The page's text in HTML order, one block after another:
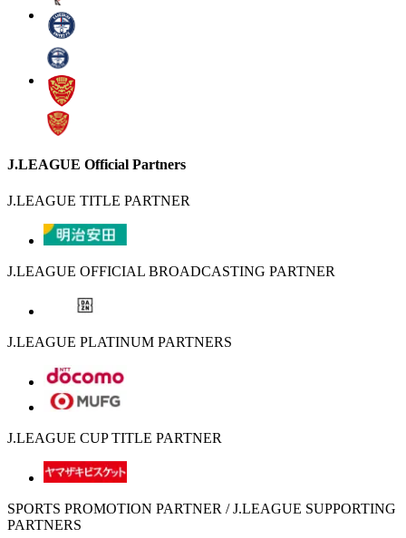
J.LEAGUE Official Partners
J.LEAGUE TITLE PARTNER
J.LEAGUE OFFICIAL BROADCASTING PARTNER
J.LEAGUE PLATINUM PARTNERS
J.LEAGUE CUP TITLE PARTNER
SPORTS PROMOTION PARTNER / J.LEAGUE SUPPORTING
PARTNERS